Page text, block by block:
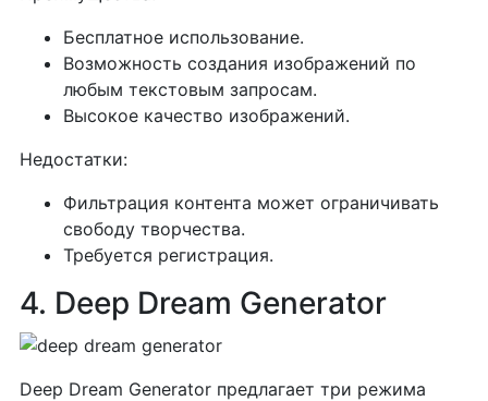
Бесплатное использование.
Возможность создания изображений по
любым текстовым запросам.
Высокое качество изображений.
Недостатки:
Фильтрация контента может ограничивать
свободу творчества.
Требуется регистрация.
4. Deep Dream Generator
Deep Dream Generator предлагает три режима